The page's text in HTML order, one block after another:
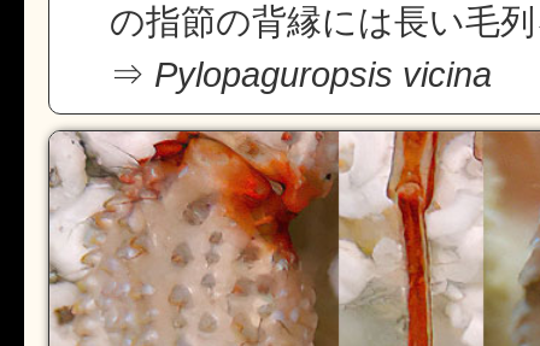
の指節の背縁には長い毛
⇒ Pylopaguropsis vicina